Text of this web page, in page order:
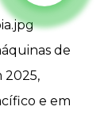
de
2025,
e em